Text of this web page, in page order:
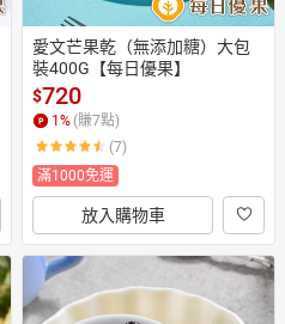
愛文芒果乾（無添加糖）大包
裝400G【每日優果】
$720
1 % (賺7點)
(7)
滿1000免運
放入購物車